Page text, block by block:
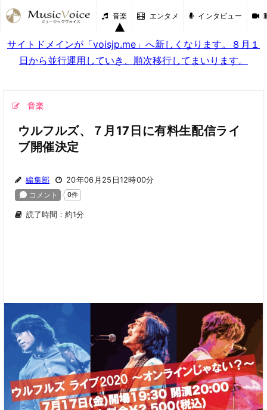
音楽 エンタメ インタビュー
サイトドメインが「voisjp.me」へ新しくなります。８月１
日から並行運用していき、順次移行してまいります。
音楽
ウルフルズ、７月17日に有料生配信ライ
ブ開催決定
編集部 20年06月25日12時00分
読了時間：約1分